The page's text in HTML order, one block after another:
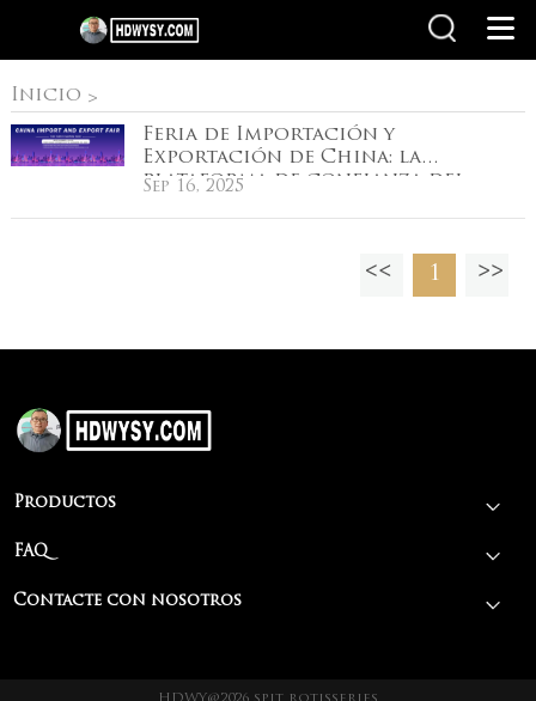
Inicio >
Feria de Importación y
Exportación de China: la
plataforma de confianza del
Sep 16, 2025
1
Productos
FAQ
Contacte con nosotros